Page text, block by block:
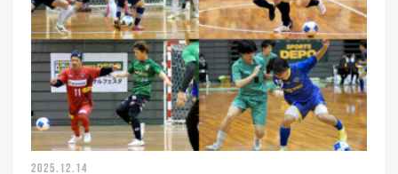
2025.12.14